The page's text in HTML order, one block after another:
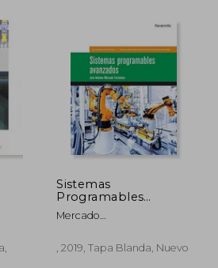
Sistemas
Programables
Avanzados
Mercado
Jos&Eacute; Antonio
, 2019, Tapa Blanda, Nuevo